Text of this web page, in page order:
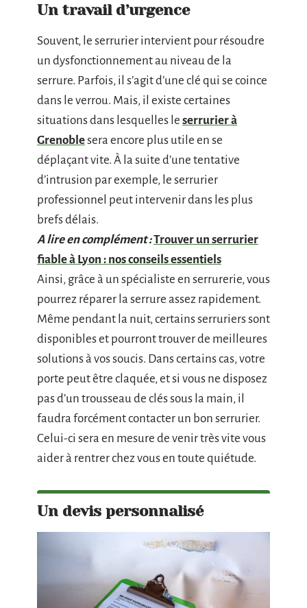
Un travail d’urgence
Souvent, le serrurier intervient pour résoudre
un dysfonctionnement au niveau de la
serrure. Parfois, il s’agit d’une clé qui se coince
dans le verrou. Mais, il existe certaines
situations dans lesquelles le serrurier à
Grenoblesera encore plus utile en se
déplaçant vite. À la suite d’une tentative
d’intrusion par exemple, le serrurier
professionnel peut intervenir dans les plus
brefs délais.
A lire en complément :Trouver un serrurier
fiable à Lyon : nos conseils essentiels
Ainsi, grâce à un spécialiste en serrurerie, vous
pourrez réparer la serrure assez rapidement.
Même pendant la nuit, certains serruriers sont
disponibles et pourront trouver de meilleures
solutions à vos soucis. Dans certains cas, votre
porte peut être claquée, et si vous ne disposez
pas d’un trousseau de clés sous la main, il
faudra forcément contacter un bon serrurier.
Celui-ci sera en mesure de venir très vite vous
aider à rentrer chez vous en toute quiétude.
Un devis personnalisé